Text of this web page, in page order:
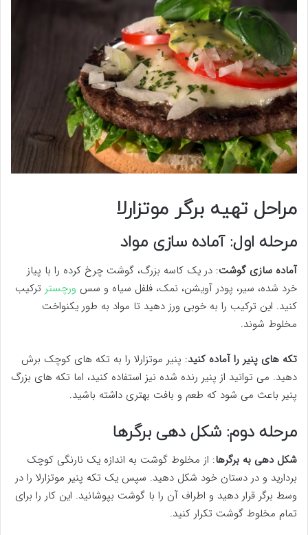
مراحل تهیه برگر موتزارلا
مرحله اول: آماده سازی مواد
آماده سازی گوشت: در یک کاسه بزرگ، گوشت چرخ کرده را با پیاز
خرد شده، سیر، پودر آویشن، نمک، فلفل سیاه و سس ورچستر ترکیب
کنید. این ترکیب را به خوبی ورز دهید تا مواد به طور یکنواخت
مخلوط شوند.
تکه های پنیر را آماده کنید: پنیر موتزارلا را به تکه های کوچک برش
دهید. می توانید از پنیر رنده شده نیز استفاده کنید، اما تکه های بزرگ
پنیر باعث می شود که طعم و بافت بهتری داشته باشید.
مرحله دوم: شکل دهی برگرها
شکل دهی به برگرها: از مخلوط گوشت به اندازه یک نارنگی کوچک
بردارید و در دستان خود شکل دهید. سپس یک تکه پنیر موتزارلا را در
وسط برگر قرار دهید و اطراف آن را با گوشت بپوشانید. این کار را برای
تمام مخلوط گوشت تکرار کنید.